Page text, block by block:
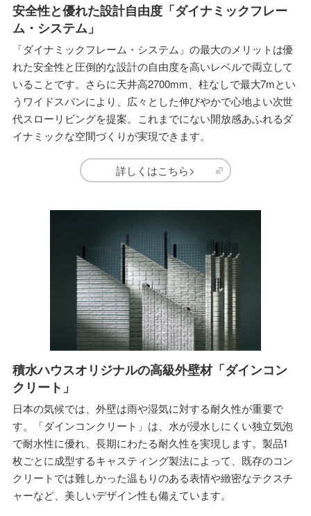
安全性と優れた設計自由度「ダイナミックフレー
ム・システム」
「ダイナミックフレーム・システム」の最大のメリットは優
れた安全性と圧倒的な設計の自由度を高いレベルで両立して
いることです。さらに天井高2700mm、柱なしで最大7mとい
うワイドスパンにより、広々とした伸びやかで心地よい次世
代スローリビングを提案。これまでにない開放感あふれるダ
イナミックな空間づくりが実現できます。
詳しくはこちら>
積水ハウスオリジナルの高級外壁材「ダインコン
クリート」
日本の気候では、外壁は雨や湿気に対する耐久性が重要で
す。「ダインコンクリート」は、水が浸水しにくい独立気泡
で耐水性に優れ、長期にわたる耐久性を実現します。製品1
枚ごとに成型するキャスティング製法によって、既存のコン
クリートでは難しかった温もりのある表情や緻密なテクスチ
ャーなど、美しいデザイン性も備えています。